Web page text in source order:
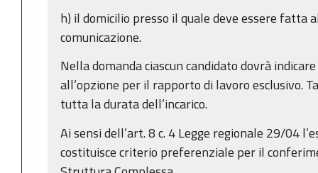
h) il domicilio presso il quale deve essere fatta
comunicazione.
Nella domanda ciascun candidato dovrà
all’opzione per il rapporto di lavoro esclusivo.
tutta la durata dell’incarico.
Ai sensi dell’art. 8 c. 4 Legge regionale 29/04
costituisce criterio preferenziale per il